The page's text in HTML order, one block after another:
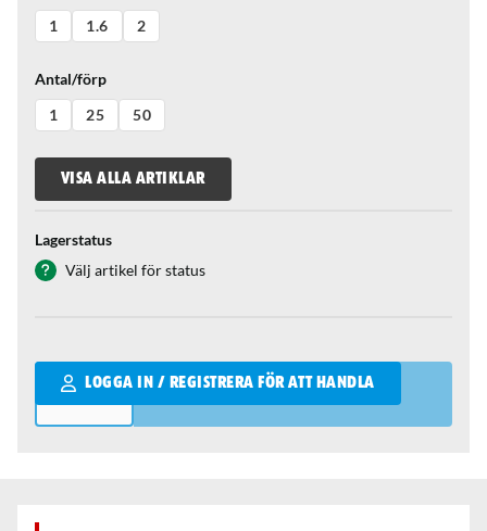
1
1.6 2
Antal/förp
1
25 50
VISA ALLA ARTIKLAR
Lagerstatus
Välj artikel för status
LOGGA IN / REGISTRERA FÖR ATT HANDLA
Qantity